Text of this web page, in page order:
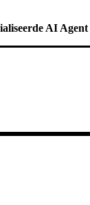
AI Agent